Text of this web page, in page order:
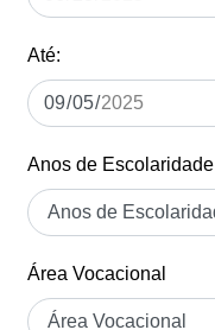
Até:
Anos de Escolaridade
Área Vocacional